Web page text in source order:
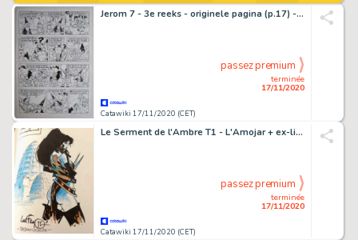
Jerom 7 - 3e reeks - originele pagina (p.17) - De elfenplaneet - (1983)
Catawiki 17/11/2020 (CET)
terminée
17/11/2020
passez premium
Le Serment de l'Ambre T1 - L'Amojar + ex-libris + dédicace couleur - C - First edition - (1995)
Catawiki 17/11/2020 (CET)
terminée
17/11/2020
passez premium